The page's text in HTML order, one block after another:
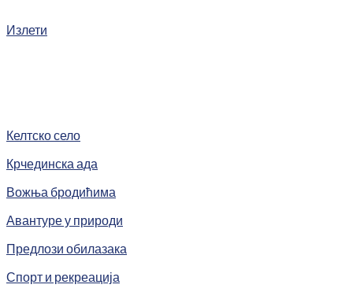
Излети
Келтско село
Крчединска ада
Вожња бродићима
Авантуре у природи
Предлози обилазака
Спорт и рекреација